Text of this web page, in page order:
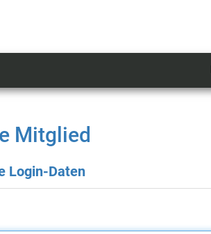
Mitglied
Login-Daten